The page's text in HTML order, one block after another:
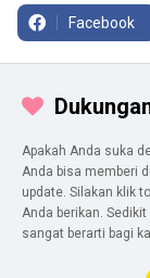
Facebook
Apakah Anda suka
Anda bisa memberi
update. Silakan klik
Anda berikan.
sangat berarti bagi